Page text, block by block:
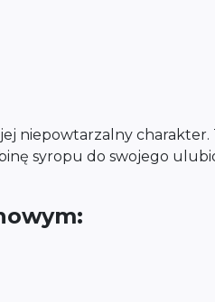
niepowtarzalny
syropu do swojego